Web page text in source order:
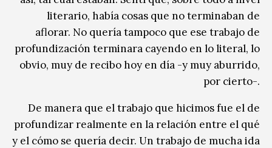
literario, había cosas que no terminaban de
aflorar. No quería tampoco que ese trabajo de
profundización terminara cayendo en lo literal, lo
obvio, muy de recibo hoy en día -y muy aburrido,
por cierto-.
De manera que el trabajo que hicimos fue el de
profundizar realmente en la relación entre el qué
y el cómo se quería decir. Un trabajo de mucha ida